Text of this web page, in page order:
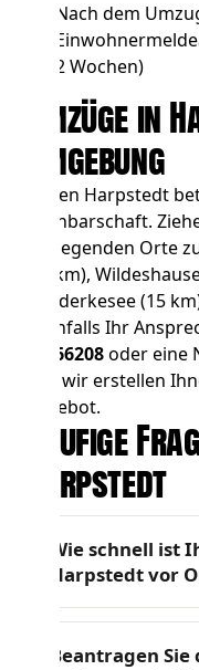
Nach dem
2 Wochen)
Umzüge
Umgebung
Neben Harpstedt
Nachbarschaft.
umliegenden Orte
(11 km),
Ganderkesee(15
ebenfalls Ihr
83066208oder eine
und wir erstellen
Angebot.
Häufige
Harpstedt
Wie schnell ist
Harpstedt vor
Beantragen